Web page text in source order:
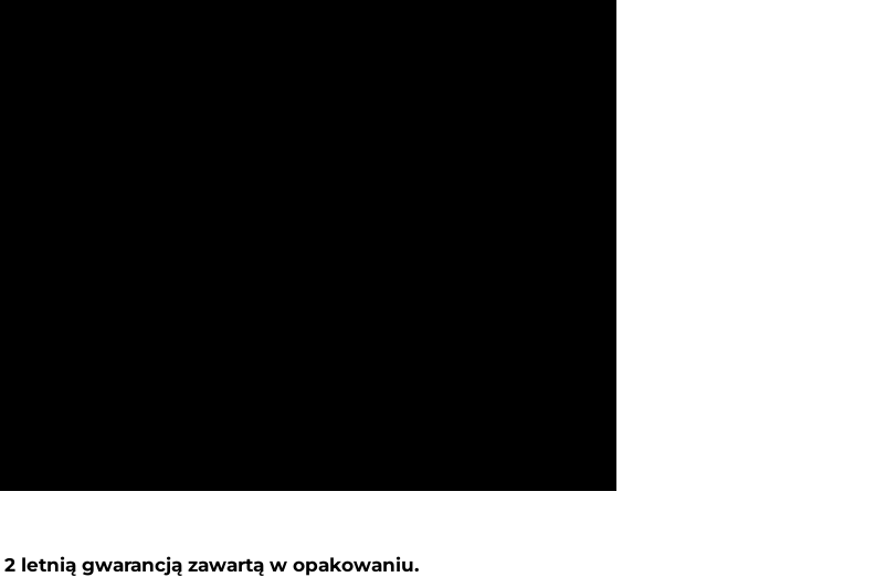
2 letnią gwarancją zawartą w opakowaniu.